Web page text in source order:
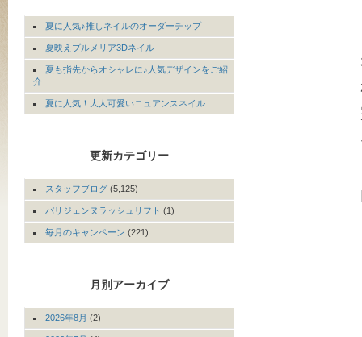
夏に人気♪推しネイルのオーダーチップ
夏映えプルメリア3Dネイル
夏も指先からオシャレに♪人気デザインをご紹
介
夏に人気！大人可愛いニュアンスネイル
更新カテゴリー
スタッフブログ (5,125)
パリジェンヌラッシュリフト (1)
毎月のキャンペーン (221)
月別アーカイブ
2026年8月 (2)